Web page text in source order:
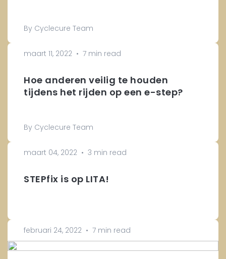
By Cyclecure Team
maart 11, 2022 • 7 min read
Hoe anderen veilig te houden
tijdens het rijden op een e-step?
By Cyclecure Team
maart 04, 2022 • 3 min read
STEPfix is op LITA!
februari 24, 2022 • 7 min read